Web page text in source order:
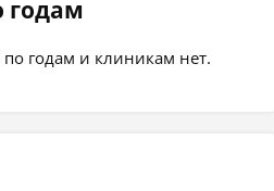
годам
годам и клиникам нет.